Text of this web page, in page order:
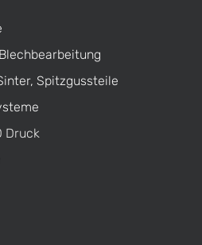
Spitzgussteile
Druck